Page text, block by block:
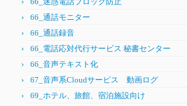
66_通話モニター
66_通話録音
66_電話応対代行サービス 秘書センター
66_音声テキスト化
67_音声系Cloudサービス 動画ログ
69_ホテル、旅館、宿泊施設向け